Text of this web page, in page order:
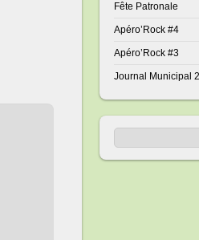
Fête Patronale
Apéro’Rock #4
Apéro’Rock #3
Journal Municipal